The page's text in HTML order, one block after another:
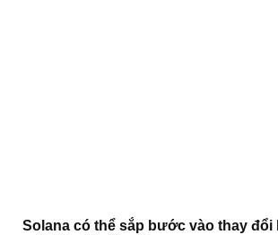
Solana có thể sắp bước vào thay đổi